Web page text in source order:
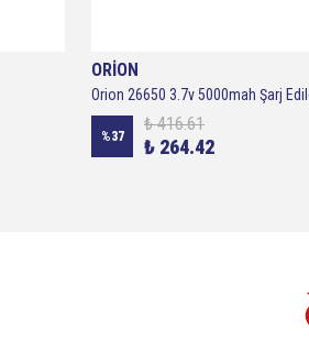
ORİON
%37
₺ 416.61
₺ 264.42